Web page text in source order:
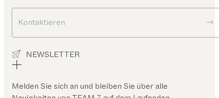
Kontaktieren
NEWSLETTER
Melden Sie sich an und bleiben Sie über alle